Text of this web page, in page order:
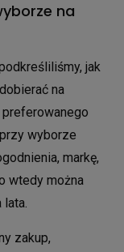
na
jak
na
wyborze
markę,
wtedy można
lata.
zakup,